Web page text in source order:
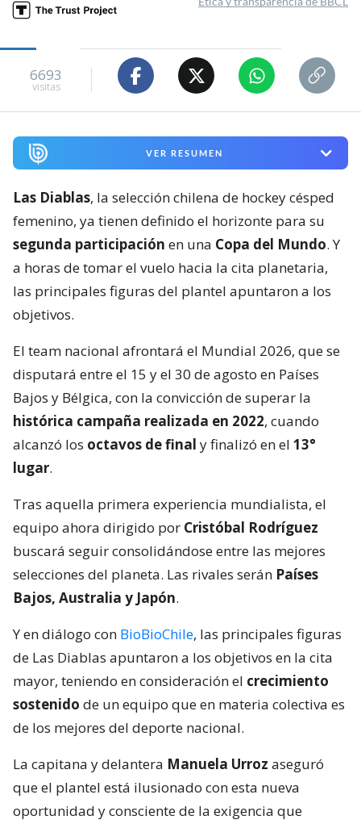
6693
visitas
VER RESUMEN
Las Diablas, la selección chilena de hockey césped
femenino, ya tienen definido el horizonte para su
segunda participación en una Copa del Mundo. Y
a horas de tomar el vuelo hacia la cita planetaria,
las principales figuras del plantel apuntaron a los
objetivos.
El team nacional afrontará el Mundial 2026, que se
disputará entre el 15 y el 30 de agosto en Países
Bajos y Bélgica, con la convicción de superar la
histórica campaña realizada en 2022, cuando
alcanzó los octavos de final y finalizó en el 13°
lugar.
Tras aquella primera experiencia mundialista, el
equipo ahora dirigido por Cristóbal Rodríguez
buscará seguir consolidándose entre las mejores
selecciones del planeta. Las rivales serán Países
Bajos, Australia y Japón.
Y en diálogo con BioBioChile, las principales figuras
de Las Diablas apuntaron a los objetivos en la cita
mayor, teniendo en consideración el crecimiento
sostenido de un equipo que en materia colectiva es
de los mejores del deporte nacional.
La capitana y delantera Manuela Urroz aseguró
que el plantel está ilusionado con esta nueva
oportunidad y consciente de la exigencia que